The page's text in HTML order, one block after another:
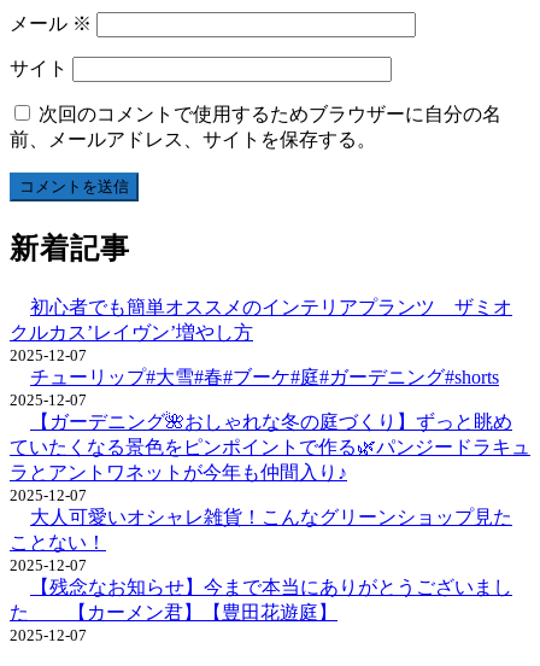
メール ※
サイト
次回のコメントで使用するためブラウザーに自分の名
前、メールアドレス、サイトを保存する。
新着記事
初心者でも簡単オススメのインテリアプランツ ザミオ
クルカス’レイヴン’増やし方
2025-12-07
チューリップ#大雪#春#ブーケ#庭#ガーデニング#shorts
2025-12-07
【ガーデニング🌺おしゃれな冬の庭づくり】ずっと眺め
ていたくなる景色をピンポイントで作る🌿パンジードラキュ
ラとアントワネットが今年も仲間入り♪
2025-12-07
大人可愛いオシャレ雑貨！こんなグリーンショップ見た
ことない！
2025-12-07
【残念なお知らせ】今まで本当にありがとうございまし
た 【カーメン君】【豊田花遊庭】
2025-12-07